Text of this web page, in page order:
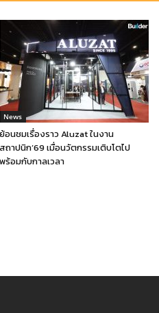
News
ย้อนชมเรื่องราว Aluzat ในงาน
สถาปนิก’69 เมื่อนวัตกรรมเติบโตไป
พร้อมกับกาลเวลา